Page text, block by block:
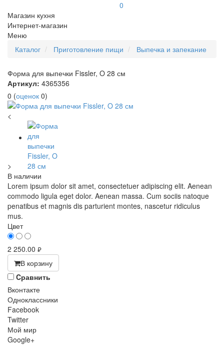
Магазин кухня
Интернет-магазин
0
Меню
Каталог
Приготовление пищи Выпечка и запекание
Форма для выпечки Fissler, O 28 см
Артикул: 4365356
0 (оценок 0)
<
>
В наличии
Lorem ipsum dolor sit amet, consectetuer adipiscing elit. Aenean
commodo ligula eget dolor. Aenean massa. Cum sociis natoque
penatibus et magnis dis parturient montes, nascetur ridiculus
mus.
Цвет
2 250.00 руб.
В корзину
Cравнить
Вконтакте
Одноклассники
Facebook
Twitter
Мой мир
Google+